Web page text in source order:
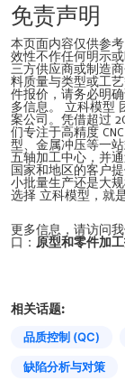
免责声明
本页面内容仅供参
效性不作任何明示
三方供应商或制造
料质量与类型或工
件报价，请务必明
多信息。 立科模型
案公司。凭借超过
们专注于高精度
型、金属冲压等一
五轴加工中心，并
国家和地区的客户
小批量生产还是大
选择 立科模型，就
更多信息，请访问我
口： 原型和零件加
相关话题:
品质控制 (QC)
缺陷分析与对策